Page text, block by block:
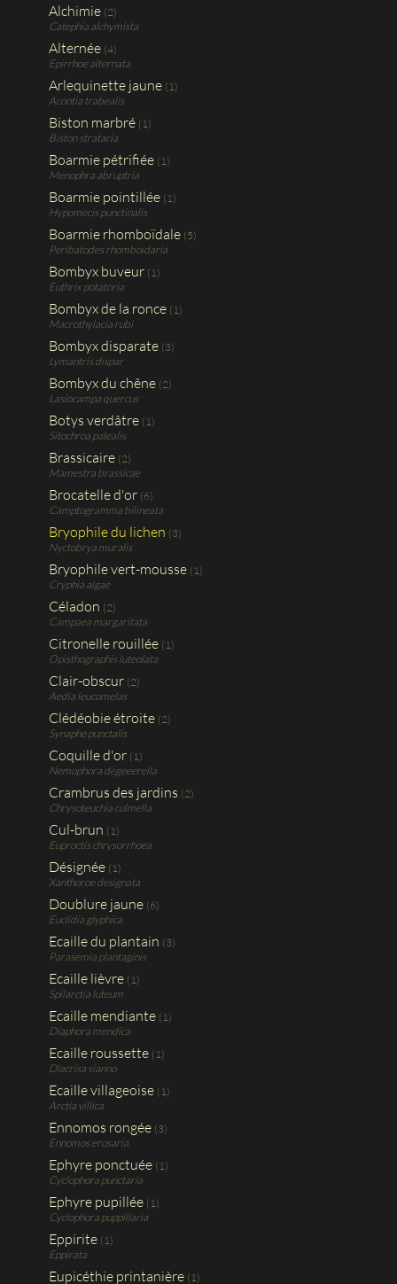
Alchimie (2)
Catephia alchymista
Alternée (4)
Epirrhoe alternata
Arlequinette jaune (1)
Acontia trabealis
Biston marbré (1)
Biston strataria
Boarmie pétrifiée (1)
Menophra abruptria
Boarmie pointillée (1)
Hypomecis punctinalis
Boarmie rhomboïdale (5)
Peribatodes rhomboidaria
Bombyx buveur (1)
Euthrix potatoria
Bombyx de la ronce (1)
Macrothylacia rubi
Bombyx disparate (3)
Lymantris dispar
Bombyx du chêne (2)
Lasiocampa quercus
Botys verdâtre (1)
Sitochroa palealis
Brassicaire (2)
Mamestra brassicae
Brocatelle d'or (6)
Camptogramma bilineata
Bryophile du lichen (3)
Nyctobrya muralis
Bryophile vert-mousse (1)
Cryphia algae
Céladon (2)
Campaea margaritata
Citronelle rouillée (1)
Opisthographis luteolata
Clair-obscur (2)
Aedia leucomelas
Clédéobie étroite (2)
Synaphe punctalis
Coquille d'or (1)
Nemophora degeeerella
Crambrus des jardins (2)
Chrysoteuchia culmella
Cul-brun (1)
Euproctis chrysorrhoea
Désignée (1)
Xanthoroe designata
Doublure jaune (6)
Euclidia glyphica
Ecaille du plantain (3)
Parasemia plantaginis
Ecaille lièvre (1)
Spilarctia luteum
Ecaille mendiante (1)
Diaphora mendica
Ecaille roussette (1)
Diacrisa sianno
Ecaille villageoise (1)
Arctia villica
Ennomos rongée (3)
Ennomos erosaria
Ephyre ponctuée (1)
Cyclophora punctaria
Ephyre pupillée (1)
Cyclophora puppillaria
Eppirite (1)
Eppirata
Eupicéthie printanière (1)